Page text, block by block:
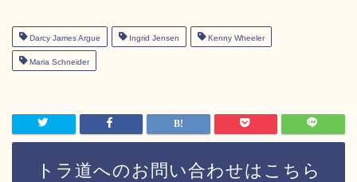
Darcy James Argue Ingrid Jensen Kenny Wheeler
Maria Schneider
トラ道へのお問い合わせはこちら